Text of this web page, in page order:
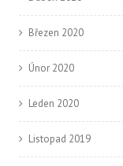
Březen 2020
Únor 2020
Leden 2020
Listopad 2019